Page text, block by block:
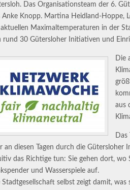
Das Organisationsteam der 6.
Anke Knopp. Martina Heidland-Hoppe,
Maximaltemperaturen in der
rund 30 Gütersloher Initiativen und
Die
aus
Das
an diesen Tagen durch die Gütersloher
das Richtige tun: Sie gehen dort, wo
und Wasserspiele auf.
Stadtgesellschaft selbst zeigt damit,